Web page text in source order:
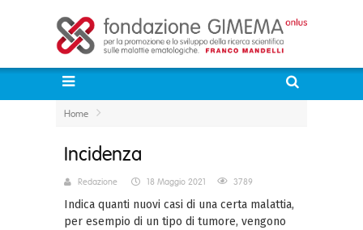
Home
Incidenza
Redazione 18 Maggio 2021 3789
Indica quanti nuovi casi di una certa malattia,
per esempio di un tipo di tumore, vengono